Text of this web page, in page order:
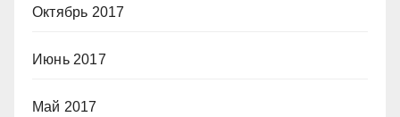
Октябрь 2017
Июнь 2017
Май 2017